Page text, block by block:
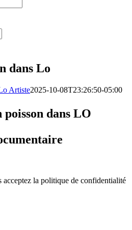
dans Lo
Artiste2025-10-08T23:26:50-05:00
poisson dans LO
acceptez la politique de confidentialité